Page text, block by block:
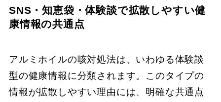
SNS・知恵袋・体験談で拡散しやすい健
康情報の共通点
アルミホイルの咳対処法は、いわゆる体験談
型の健康情報に分類されます。このタイプの
情報が拡散しやすい理由には、明確な共通点